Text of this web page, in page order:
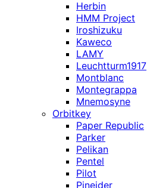
Herbin
HMM Project
Iroshizuku
Kaweco
LAMY
Leuchtturm1917
Montblanc
Montegrappa
Mnemosyne
Orbitkey
Paper Republic
Parker
Pelikan
Pentel
Pilot
Pineider